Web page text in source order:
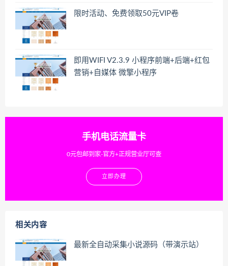
限时活动、免费领取50元VIP卷
即用WIFI V2.3.9 小程序前端+后端+红包
营销+自媒体 微擎小程序
手机电话流量卡
0元包邮到家-官方+正规营业厅可查
立即办理
相关内容
最新全自动采集小说源码（带演示站）